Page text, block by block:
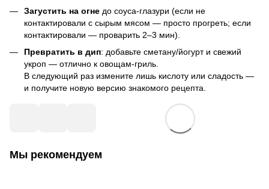
Загустить на огне до соуса-глазури (если не
контактировали с сырым мясом — просто прогреть; если
контактировали — проварить 2–3 мин).
Превратить в дип: добавьте сметану/йогурт и свежий
укроп — отлично к овощам-гриль.
В следующий раз измените лишь кислоту или сладость —
и получите новую версию знакомого рецепта.
Мы рекомендуем